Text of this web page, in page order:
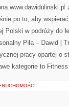
www.dawidulinski.pl
po to, aby
Polski w podróży do
Piła – Dawid |
pracy opartej o
kategorie to